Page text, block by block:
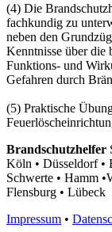
(4) Die
fachkundig zu
neben den
Kenntnisse über die
Funktions- und
Gefahren durch
(5) Praktische
Brandschutzhelfer
Köln • Düsseldorf •
Schwerte • Hamm
Flensburg • Lübeck
Impressum •